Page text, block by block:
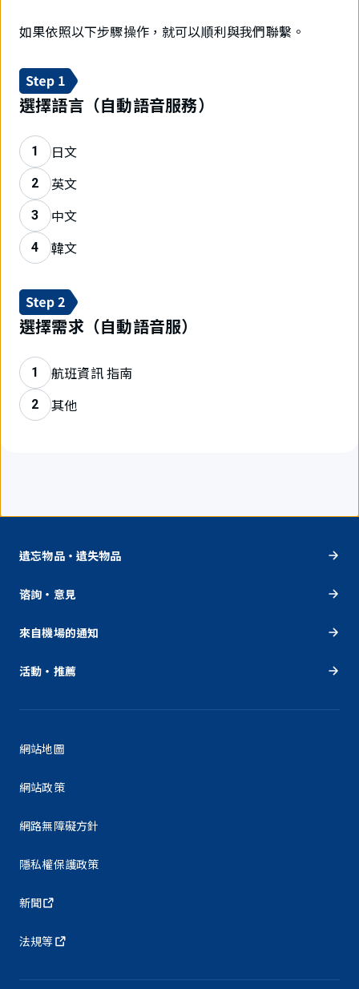
如果依照以下步驟操作，就可以順利與我們聯繫。
選擇語言（自動語音服務）
1 日文
2 英文
3 中文
4 韓文
選擇需求（自動語音服）
1 航班資訊 指南
2 其他
遺忘物品・遺失物品
谘詢・意見
來自機場的通知
活動・推薦
網站地圖
網站政策
網路無障礙方針
隱私權保護政策
新聞
法規等